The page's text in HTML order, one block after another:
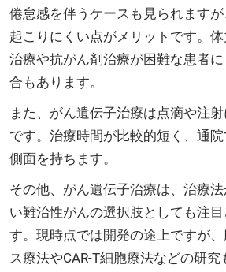
倦怠感を伴うケースも見られます
起こりにくい点がメリットです。
治療や抗がん剤治療が困難な患者
合もあります。
また、がん遺伝子治療は点滴や注
です。治療時間が比較的短く、通
側面を持ちます。
その他、がん遺伝子治療は、治療
い難治性がんの選択肢としても注
す。現時点では開発の途上ですが
ス療法やCAR-T細胞療法などの研究